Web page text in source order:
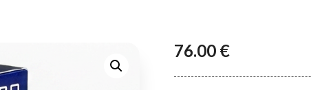
76.00 €